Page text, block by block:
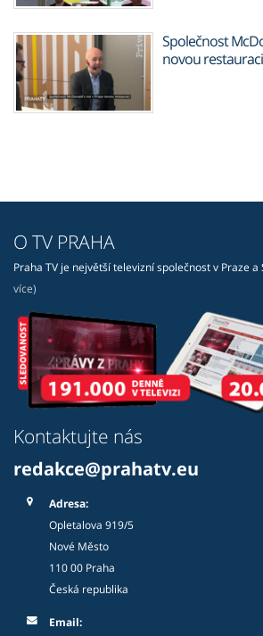
Společnost
novou restauraci
O TV PRAHA
Praha TV je největší televizní společnost v Praze a
více)
Kontaktujte nás
redakce@prahatv.eu
Adresa:
Opletalova 919/5
Nové Město
110 00 Praha
Česká republika
Email: